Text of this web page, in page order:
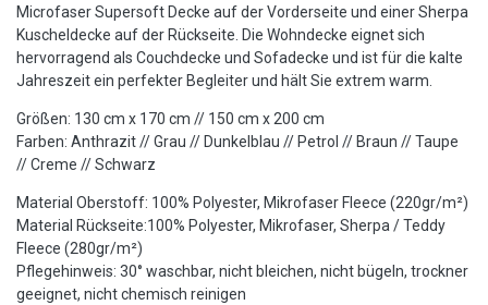
Microfaser Supersoft Decke auf der Vorderseite und einer Sherpa
Kuscheldecke auf der Rückseite. Die Wohndecke eignet sich
hervorragend als Couchdecke und Sofadecke und ist für die kalte
Jahreszeit ein perfekter Begleiter und hält Sie extrem warm.
Größen: 130 cm x 170 cm // 150 cm x 200 cm
Farben: Anthrazit // Grau // Dunkelblau // Petrol // Braun // Taupe
// Creme // Schwarz
Material Oberstoff: 100% Polyester, Mikrofaser Fleece (220gr/m²)
Material Rückseite:100% Polyester, Mikrofaser, Sherpa / Teddy
Fleece (280gr/m²)
Pflegehinweis: 30° waschbar, nicht bleichen, nicht bügeln, trockner
geeignet, nicht chemisch reinigen